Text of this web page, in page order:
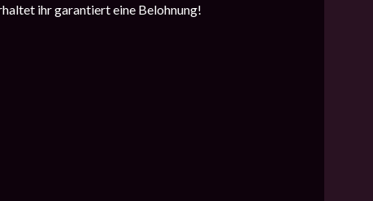
ihr garantiert eine Belohnung!